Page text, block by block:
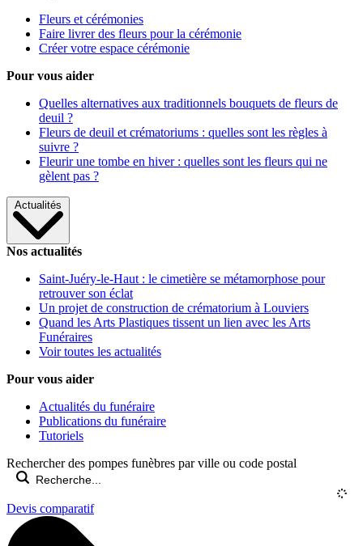
Fleurs et cérémonies
Faire livrer des fleurs pour la cérémonie
Créer votre espace cérémonie
Pour vous aider
Quelles alternatives aux traditionnels bouquets de fleurs de
deuil ?
Fleurs de deuil et crématoriums : quelles sont les règles à
suivre ?
Fleurir une tombe en hiver : quelles sont les fleurs qui ne
gèlent pas ?
Actualités
Nos actualités
Saint-Juéry-le-Haut : le cimetière se métamorphose pour
retrouver son éclat
Un projet de construction de crématorium à Louviers
Quand les Arts Plastiques tissent un lien avec les Arts
Funéraires
Voir toutes les actualités
Pour vous aider
Actualités du funéraire
Publications du funéraire
Tutoriels
Rechercher des pompes funèbres par ville ou code postal
Devis comparatif